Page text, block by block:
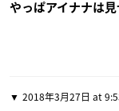
やっぱアイナナは
2018年3月27日 at